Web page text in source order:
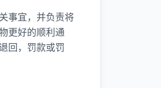
事宜，并负责将
更好的顺利通
回，罚款或罚